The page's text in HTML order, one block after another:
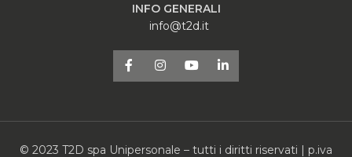
INFO GENERALI
info@t2d.it
© 2023 T2D spa Unipersonale – tutti i diritti riservati | p.iva